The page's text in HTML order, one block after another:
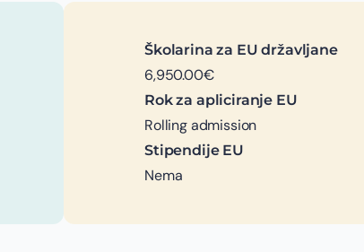
Školarina za EU državljane
6,950.00€
Rok za apliciranje EU
Rolling admission
Stipendije EU
Nema